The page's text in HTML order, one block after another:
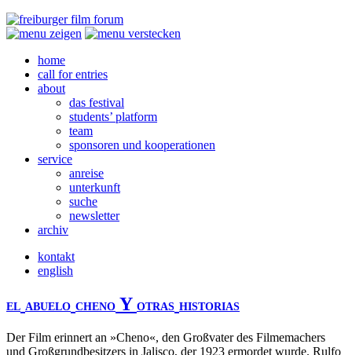
home
call for entries
about
das festival
students’ platform
team
sponsoren und kooperationen
service
anreise
unterkunft
suche
newsletter
archiv
kontakt
english
EL ABUELO CHENO Y OTRAS HISTORIAS
Der Film erinnert an »Cheno«, den Großvater des Filmemachers
und Großgrundbesitzers in Jalisco, der 1923 ermordet wurde. Rulfo